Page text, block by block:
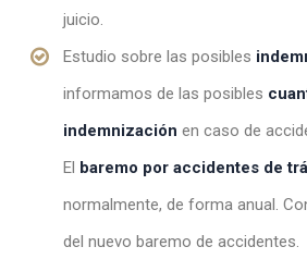
juicio.
Estudio sobre las posibles
informamos de las posibles
indemnización en caso de
El baremo por accidentes de
normalmente, de forma anual.
del nuevo baremo de accidentes.